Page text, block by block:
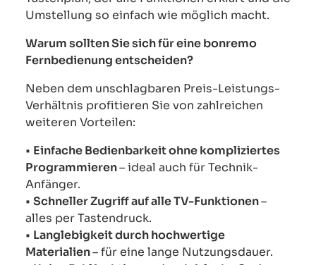
Umstellung so einfach wie möglich macht.
Warum sollten Sie sich für eine bonremo
Fernbedienung entscheiden?
Neben dem unschlagbaren Preis-Leistungs-
Verhältnis profitieren Sie von zahlreichen
weiteren Vorteilen:
• Einfache Bedienbarkeit ohne kompliziertes
Programmieren– ideal auch für Technik-
Anfänger.
• Schneller Zugriff auf alle TV-Funktionen–
alles per Tastendruck.
• Langlebigkeit durch hochwertige
Materialien– für eine lange Nutzungsdauer.